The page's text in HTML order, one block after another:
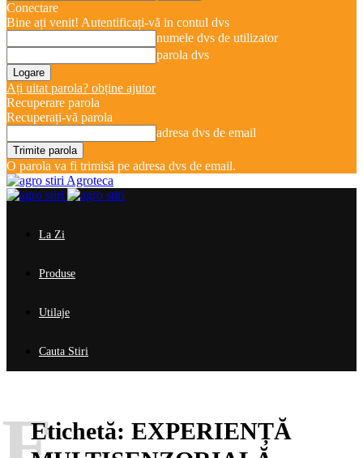
Conectare
Bine ați venit! Autentificați-vă in contul dvs
numele dvs de utilizator
parola dvs
Ați uitat parola? obține ajutor
Recuperare parola
Recuperați-vă parola
adresa dvs de email
O parola va fi trimisă pe adresa dvs de email.
Agroteca
La Zi
Produse
Utilaje
Cauta Stiri
Etichetă: EXPERIENȚĂ